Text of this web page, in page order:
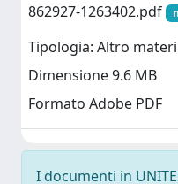
862927-1263402.pdf
Tipologia: Altro
Dimensione 9.6 MB
Formato Adobe PDF
I documenti in